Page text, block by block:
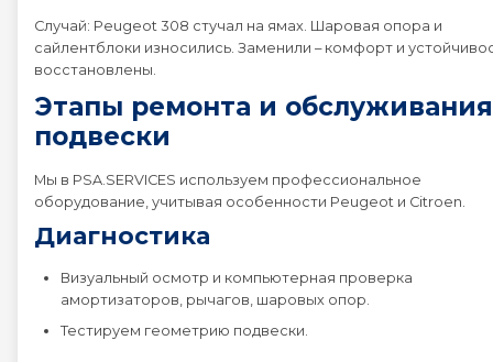
Peugeot PARTNER
Peugeot RCZ
Случай: Peugeot 308 стучал на ямах. Шаровая опора и
сайлентблоки износились. Заменили – комфорт и
восстановлены.
Этапы ремонта и обслуживания
подвески
Мы в PSA.SERVICES используем профессиональное
оборудование, учитывая особенности Peugeot и Citroen.
Диагностика
Визуальный осмотр и компьютерная проверка
амортизаторов, рычагов, шаровых опор.
Тестируем геометрию подвески.